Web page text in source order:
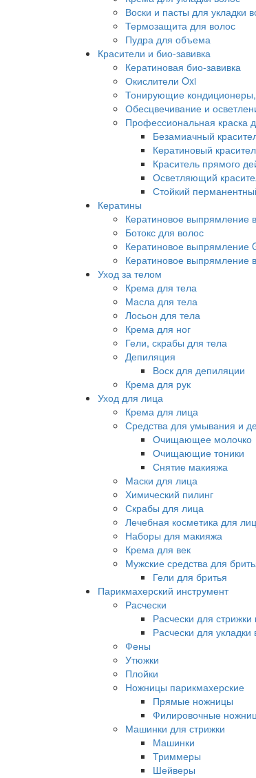
Воски и пасты для укладки
Термозащита для волос
Пудра для объема
Красители и био-завивка
Кератиновая био-завивка
Окислители Oxi
Тонирующие
Обесцвечивание и
Профессиональная краска
Безамиачный
Кератиновый
Краситель прямого
Осветляющий
Стойкий
Кератины
Кератиновое выпрямление
Ботокс для волос
Кератиновое выпрямление
Кератиновое выпрямление
Уход за телом
Крема для тела
Масла для тела
Лосьон для тела
Крема для ног
Гели, скрабы для тела
Депиляция
Воск для депиляции
Крема для рук
Уход для лица
Крема для лица
Средства для умывания и
Очищающее молочко
Очищающие тоники
Снятие макияжа
Маски для лица
Химический пилинг
Скрабы для лица
Лечебная косметика для
Наборы для макияжа
Крема для век
Мужские средства для
Гели для бритья
Парикмахерский инструмент
Расчески
Расчески для стрижки
Расчески для укладки
Фены
Утюжки
Плойки
Ножницы парикмахерские
Прямые ножницы
Филировочные
Машинки для стрижки
Машинки
Триммеры
Шейверы